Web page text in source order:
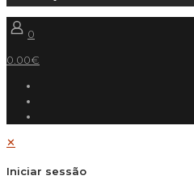
0
0.00€
✕
Iniciar sessão